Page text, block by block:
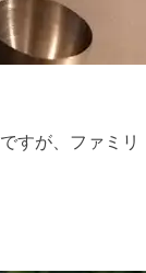
すが、ファミリ